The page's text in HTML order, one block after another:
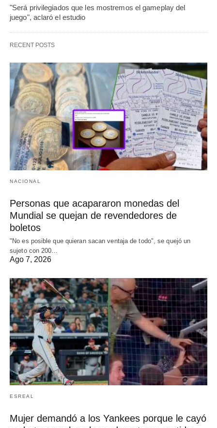
"Será privilegiados que les mostremos el gameplay del
juego", aclaró el estudio
RECENT POSTS
NACIONAL
Personas que acapararon monedas del
Mundial se quejan de revendedores de
boletos
"No es posible que quieran sacan ventaja de todo", se quejó un
sujeto con 200…
Ago 7, 2026
ESREAL
Mujer demandó a los Yankees porque le cayó